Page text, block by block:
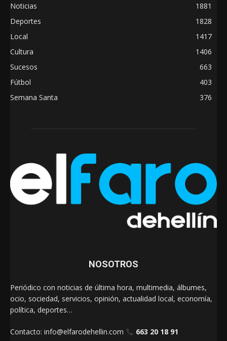
Noticias
1881
Deportes
1828
Local
1417
Cultura
1406
Sucesos
663
Fútbol
403
Semana Santa
376
NOSOTROS
Periódico con noticias de última hora, multimedia, álbumes,
ocio, sociedad, servicios, opinión, actualidad local, economía,
política, deportes…
Contacto: info@elfarodehellin.com 663 20 18 91